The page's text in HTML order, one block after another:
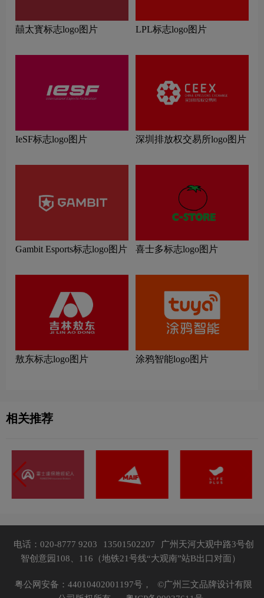
囍太寳标志logo图片 LPL标志logo图片
IeSF标志logo图片 深圳排放权交易所logo图片
Gambit Esports标志logo图片 喜士多标志logo图片
敖东标志logo图片 涂鸦智能logo图片
相关推荐
电话：020-8777 9203 13501502207
广州天河大观中路3号创
智创意园108、116（地铁21号线“大观南”站B出口对面）
粤公网安备：44010402001197号，
©广州三文品牌设计有限